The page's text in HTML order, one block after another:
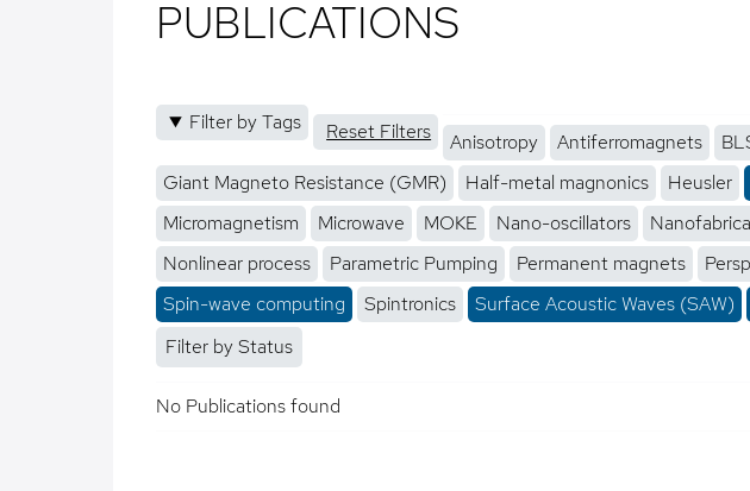
PUBLICATIONS
Filter by Tags Reset Filters Anisotropy Antiferromagnets
Giant Magneto Resistance (GMR)
Half-metal magnonics Heusler
Micromagnetism
Microwave MOKE Nano-oscillators
Nonlinear process
Parametric Pumping Permanent magnets
Spin-wave computing
Spintronics Surface Acoustic Waves (SAW)
Filter by Status
No Publications found